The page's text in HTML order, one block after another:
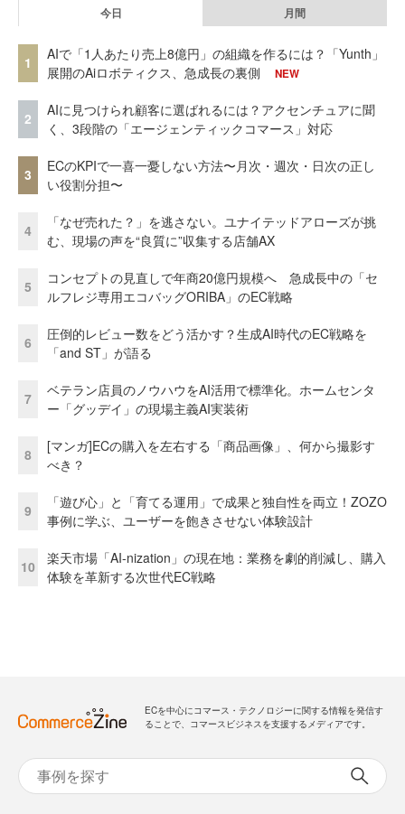
今日 月間
1
AIで「1人あたり売上8億円」の組織を作るには？「Yunth」
展開のAiロボティクス、急成長の裏側
NEW
2
AIに見つけられ顧客に選ばれるには？アクセンチュアに聞
く、3段階の「エージェンティックコマース」対応
3
ECのKPIで一喜一憂しない方法〜月次・週次・日次の正し
い役割分担〜
4
「なぜ売れた？」を逃さない。ユナイテッドアローズが挑
む、現場の声を“良質に”収集する店舗AX
5
コンセプトの見直しで年商20億円規模へ 急成長中の「セ
ルフレジ専用エコバッグORIBA」のEC戦略
6
圧倒的レビュー数をどう活かす？生成AI時代のEC戦略を
「and ST」が語る
7
ベテラン店員のノウハウをAI活用で標準化。ホームセンタ
ー「グッデイ」の現場主義AI実装術
8
[マンガ]ECの購入を左右する「商品画像」、何から撮影す
べき？
9
「遊び心」と「育てる運用」で成果と独自性を両立！ZOZO
事例に学ぶ、ユーザーを飽きさせない体験設計
10
楽天市場「AI-nization」の現在地：業務を劇的削減し、購入
体験を革新する次世代EC戦略
ECを中心にコマース・テクノロジーに関する情報を発信す
ることで、コマースビジネスを支援するメディアです。